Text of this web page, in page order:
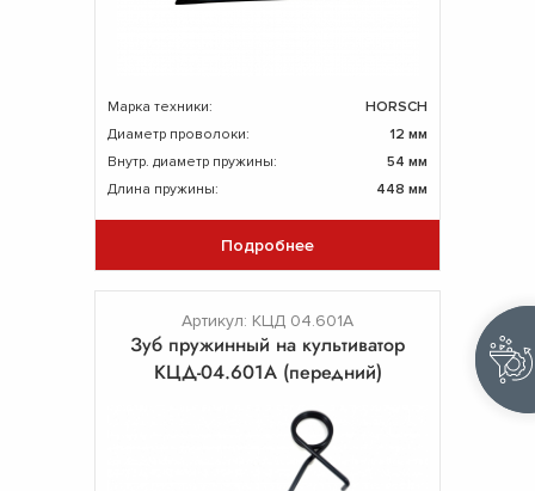
Марка техники:
HORSCH
Диаметр проволоки:
12 мм
Внутр. диаметр пружины:
54 мм
Длина пружины:
448 мм
Подробнее
Артикул: КЦД 04.601А
Зуб пружинный на культиватор
КЦД-04.601А (передний)